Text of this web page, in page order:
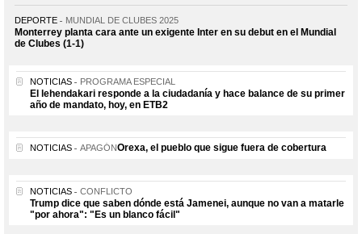
DEPORTE MUNDIAL DE CLUBES 2025
Monterrey planta cara ante un exigente Inter en su debut en el Mundial
de Clubes (1-1)
NOTICIAS PROGRAMA ESPECIAL
El lehendakari responde a la ciudadanía y hace balance de su primer
año de mandato, hoy, en ETB2
NOTICIAS APAGÓNOrexa, el pueblo que sigue fuera de cobertura
NOTICIAS CONFLICTO
Trump dice que saben dónde está Jamenei, aunque no van a matarle
"por ahora": "Es un blanco fácil"